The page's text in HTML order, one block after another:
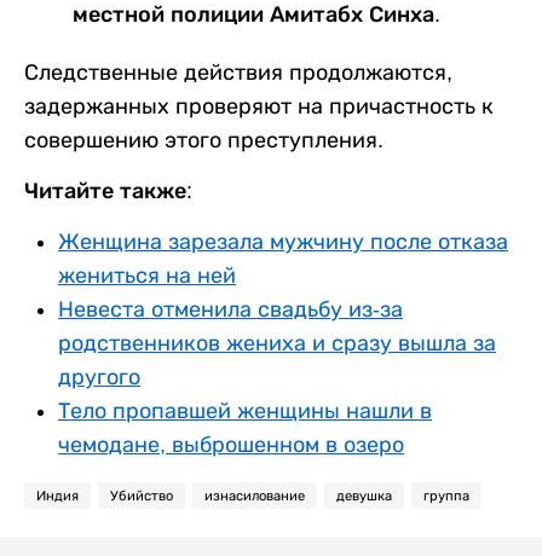
местной полиции Амитабх Синха.
Следственные действия продолжаются,
задержанных проверяют на причастность к
совершению этого преступления.
Читайте также:
Женщина зарезала мужчину после отказа
жениться на ней
Невеста отменила свадьбу из-за
родственников жениха и сразу вышла за
другого
Тело пропавшей женщины нашли в
чемодане, выброшенном в озеро
Индия Убийство изнасилование девушка группа